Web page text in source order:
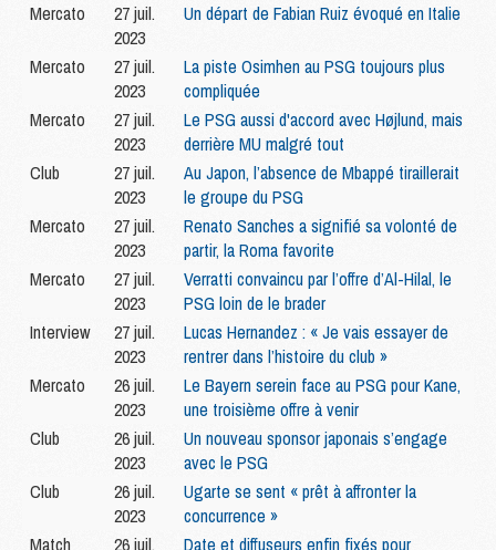
Mercato
27 juil.
2023
Un départ de Fabian Ruiz évoqué en Italie
Mercato
27 juil.
2023
La piste Osimhen au PSG toujours plus
compliquée
Mercato
27 juil.
2023
Le PSG aussi d'accord avec Højlund, mais
derrière MU malgré tout
Club
27 juil.
2023
Au Japon, l’absence de Mbappé tiraillerait
le groupe du PSG
Mercato
27 juil.
2023
Renato Sanches a signifié sa volonté de
partir, la Roma favorite
Mercato
27 juil.
2023
Verratti convaincu par l’offre d’Al-Hilal, le
PSG loin de le brader
Interview
27 juil.
2023
Lucas Hernandez : « Je vais essayer de
rentrer dans l’histoire du club »
Mercato
26 juil.
2023
Le Bayern serein face au PSG pour Kane,
une troisième offre à venir
Club
26 juil.
2023
Un nouveau sponsor japonais s’engage
avec le PSG
Club
26 juil.
2023
Ugarte se sent « prêt à affronter la
concurrence »
Match
26 juil. Date et diffuseurs enfin fixés pour